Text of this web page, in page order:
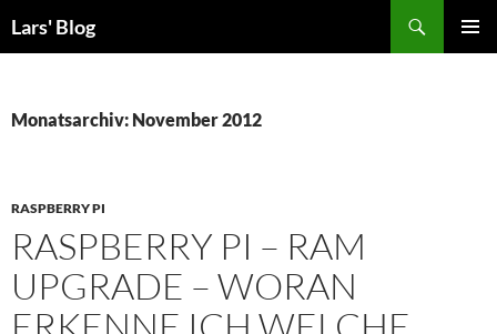
Inhalt
Lars' Blog
Monatsarchiv: November 2012
RASPBERRY PI
RASPBERRY PI – RAM
UPGRADE – WORAN